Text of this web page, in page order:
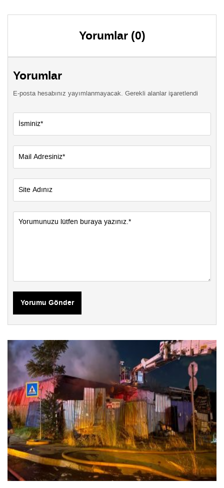
Yorumlar (0)
Yorumlar
E-posta hesabınız yayımlanmayacak. Gerekli alanlar işaretlendi
Yorumu Gönder